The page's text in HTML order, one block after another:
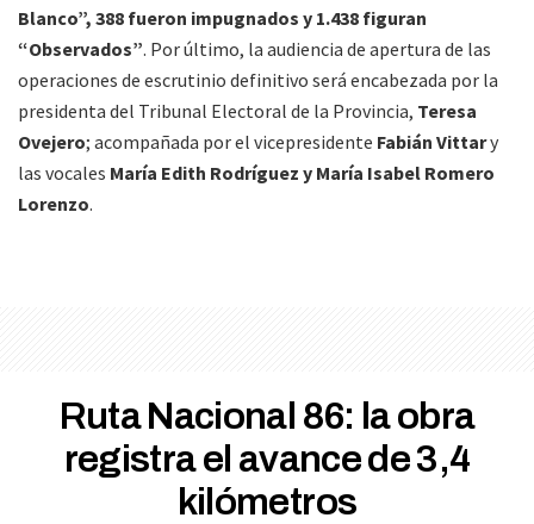
Blanco”, 388 fueron impugnados y 1.438 figuran
“Observados”. Por último, la audiencia de apertura de las
operaciones de escrutinio definitivo será encabezada por la
presidenta del Tribunal Electoral de la Provincia, Teresa
Ovejero; acompañada por el vicepresidente Fabián Vittary
las vocales María Edith Rodríguez y María Isabel Romero
Lorenzo.
Ruta Nacional 86: la obra
registra el avance de 3,4
kilómetros